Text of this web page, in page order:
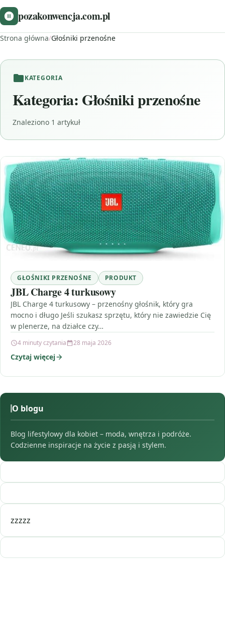
pozakonwencja.com.pl
Strona główna/Głośniki przenośne
KATEGORIA
Kategoria: Głośniki przenośne
Znaleziono 1 artykuł
GŁOŚNIKI PRZENOŚNE PRODUKT
JBL Charge 4 turkusowy
JBL Charge 4 turkusowy – przenośny głośnik, który gra
mocno i długo Jeśli szukasz sprzętu, który nie zawiedzie Cię
w plenerze, na działce czy…
4 minuty czytania 28 maja 2026
Czytaj więcej
O blogu
Blog lifestylowy dla kobiet – moda, wnętrza i podróże.
Codzienne inspiracje na życie z pasją i stylem.
zzzzz